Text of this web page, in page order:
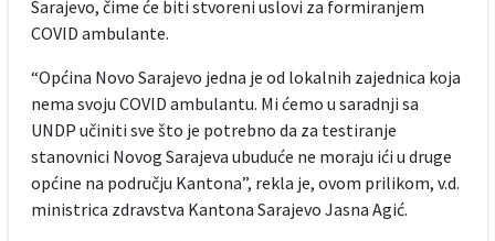
Sarajevo, čime će biti stvoreni uslovi za formiranjem
COVID ambulante.
“Općina Novo Sarajevo jedna je od lokalnih zajednica koja
nema svoju COVID ambulantu. Mi ćemo u saradnji sa
UNDP učiniti sve što je potrebno da za testiranje
stanovnici Novog Sarajeva ubuduće ne moraju ići u druge
općine na području Kantona”, rekla je, ovom prilikom, v.d.
ministrica zdravstva Kantona Sarajevo Jasna Agić.